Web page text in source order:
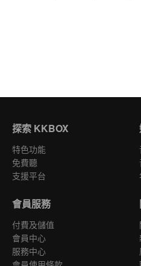
探索 KKBOX
特色功能
免費聽
支援平台
會員服務
付費及儲值
會員中心
服務中心